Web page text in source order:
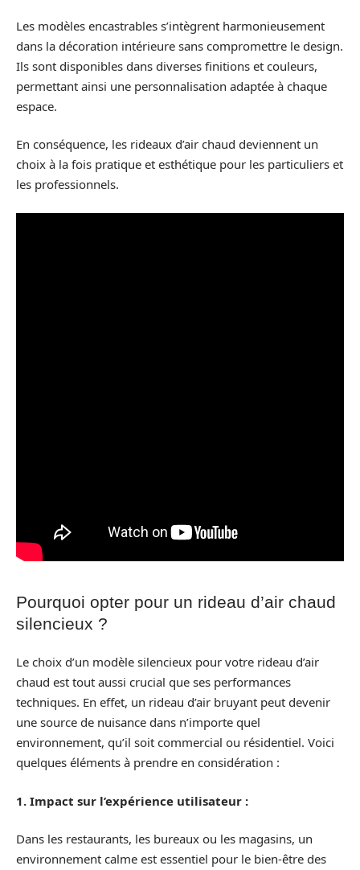
Les modèles encastrables s’intègrent harmonieusement
dans la décoration intérieure sans compromettre le design.
Ils sont disponibles dans diverses finitions et couleurs,
permettant ainsi une personnalisation adaptée à chaque
espace.
En conséquence, les rideaux d’air chaud deviennent un
choix à la fois pratique et esthétique pour les particuliers et
les professionnels.
Pourquoi opter pour un rideau d’air chaud
silencieux ?
Le choix d’un modèle silencieux pour votre rideau d’air
chaud est tout aussi crucial que ses performances
techniques. En effet, un rideau d’air bruyant peut devenir
une source de nuisance dans n’importe quel
environnement, qu’il soit commercial ou résidentiel. Voici
quelques éléments à prendre en considération :
1. Impact sur l’expérience utilisateur :
Dans les restaurants, les bureaux ou les magasins, un
environnement calme est essentiel pour le bien-être des